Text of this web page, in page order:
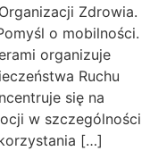
Zdrowia.
o mobilności.
organizuje
Ruchu
się na
w szczególności
[…]